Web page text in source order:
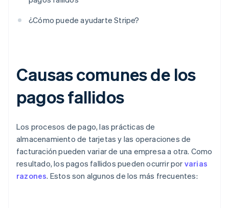
¿Cómo puede ayudarte Stripe?
Causas comunes de los
pagos fallidos
Los procesos de pago, las prácticas de
almacenamiento de tarjetas y las operaciones de
facturación pueden variar de una empresa a otra. Como
resultado, los pagos fallidos pueden ocurrir por varias
razones. Estos son algunos de los más frecuentes: